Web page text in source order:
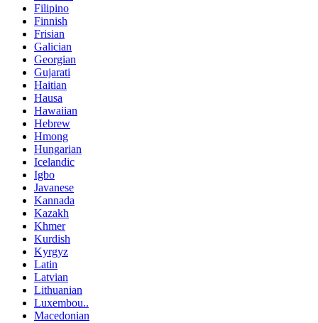
Filipino
Finnish
Frisian
Galician
Georgian
Gujarati
Haitian
Hausa
Hawaiian
Hebrew
Hmong
Hungarian
Icelandic
Igbo
Javanese
Kannada
Kazakh
Khmer
Kurdish
Kyrgyz
Latin
Latvian
Lithuanian
Luxembou..
Macedonian